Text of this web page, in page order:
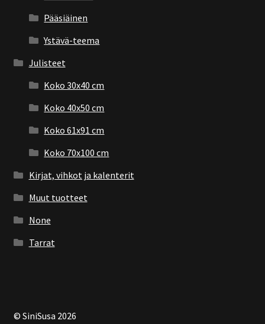
Pääsiäinen
Ystävä-teema
Julisteet
Koko 30x40 cm
Koko 40x50 cm
Koko 61x91 cm
Koko 70x100 cm
Kirjat, vihkot ja kalenterit
Muut tuotteet
None
Tarrat
© SiniSusa 2026